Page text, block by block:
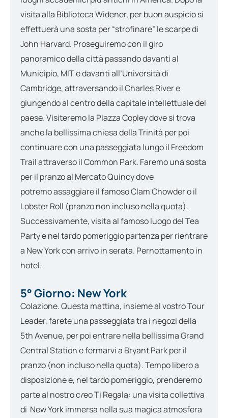
visita alla Biblioteca Widener, per buon auspicio si
effettuerà una sosta per “strofinare” le scarpe di
John Harvard. Proseguiremo con il giro
panoramico della città passando davanti al
Municipio, MIT e davanti all’Università di
Cambridge, attraversando il Charles River e
giungendo al centro della capitale intellettuale del
paese. Visiteremo la Piazza Copley dove si trova
anche la bellissima chiesa della Trinità per poi
continuare con una passeggiata lungo il Freedom
Trail attraverso il Common Park. Faremo una sosta
per il pranzo al Mercato Quincy dove
potremo assaggiare il famoso Clam Chowder o il
Lobster Roll (pranzo non incluso nella quota).
Successivamente, visita al famoso luogo del Tea
Party e nel tardo pomeriggio partenza per rientrare
a New York con arrivo in serata. Pernottamento in
hotel.
5° Giorno: New York
Colazione. Questa mattina, insieme al vostro Tour
Leader, farete una passeggiata tra i negozi della
5th Avenue, per poi entrare nella bellissima Grand
Central Station e fermarvi a Bryant Park per il
pranzo (non incluso nella quota). Tempo libero a
disposizione e, nel tardo pomeriggio, prenderemo
parte al nostro creo Ti Regala: una visita collettiva
di New York immersa nella sua magica atmosfera